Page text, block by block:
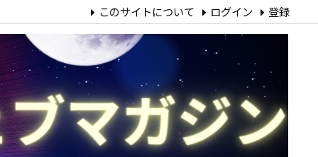
このサイトについて ログイン 登録